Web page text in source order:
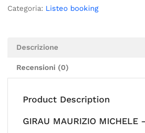
Categoria: Listeo booking
Descrizione
Recensioni (0)
Product Description
GIRAU MAURIZIO MICHELE